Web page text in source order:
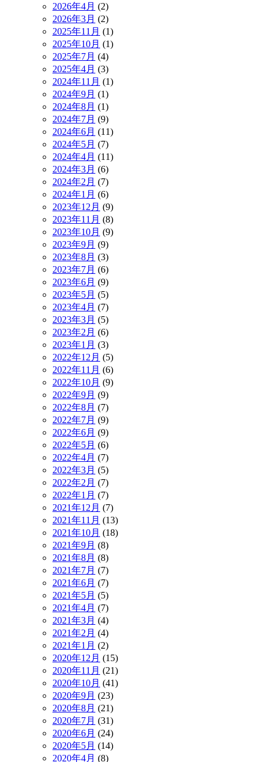
2026年4月 (2)
2026年3月 (2)
2025年11月 (1)
2025年10月 (1)
2025年7月 (4)
2025年4月 (3)
2024年11月 (1)
2024年9月 (1)
2024年8月 (1)
2024年7月 (9)
2024年6月 (11)
2024年5月 (7)
2024年4月 (11)
2024年3月 (6)
2024年2月 (7)
2024年1月 (6)
2023年12月 (9)
2023年11月 (8)
2023年10月 (9)
2023年9月 (9)
2023年8月 (3)
2023年7月 (6)
2023年6月 (9)
2023年5月 (5)
2023年4月 (7)
2023年3月 (5)
2023年2月 (6)
2023年1月 (3)
2022年12月 (5)
2022年11月 (6)
2022年10月 (9)
2022年9月 (9)
2022年8月 (7)
2022年7月 (9)
2022年6月 (9)
2022年5月 (6)
2022年4月 (7)
2022年3月 (5)
2022年2月 (7)
2022年1月 (7)
2021年12月 (7)
2021年11月 (13)
2021年10月 (18)
2021年9月 (8)
2021年8月 (8)
2021年7月 (7)
2021年6月 (7)
2021年5月 (5)
2021年4月 (7)
2021年3月 (4)
2021年2月 (4)
2021年1月 (2)
2020年12月 (15)
2020年11月 (21)
2020年10月 (41)
2020年9月 (23)
2020年8月 (21)
2020年7月 (31)
2020年6月 (24)
2020年5月 (14)
2020年4月 (8)